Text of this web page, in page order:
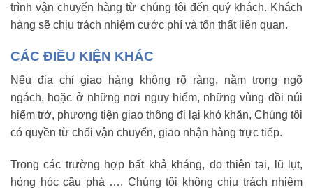
trình vận chuyển hàng từ chúng tôi đến quý khách. Khách
hàng sẽ chịu trách nhiệm cước phí và tổn thất liên quan.
CÁC ĐIỀU KIỆN KHÁC
Nếu địa chỉ giao hàng không rõ ràng, nằm trong ngõ
ngách, hoặc ở những nơi nguy hiểm, những vùng đồi núi
hiểm trở, phương tiện giao thông đi lại khó khăn, Chúng tôi
có quyền từ chối vận chuyển, giao nhận hàng trực tiếp.
Trong các trường hợp bất khả kháng, do thiên tai, lũ lụt,
hỏng hóc cầu phà …, Chúng tôi không chịu trách nhiệm